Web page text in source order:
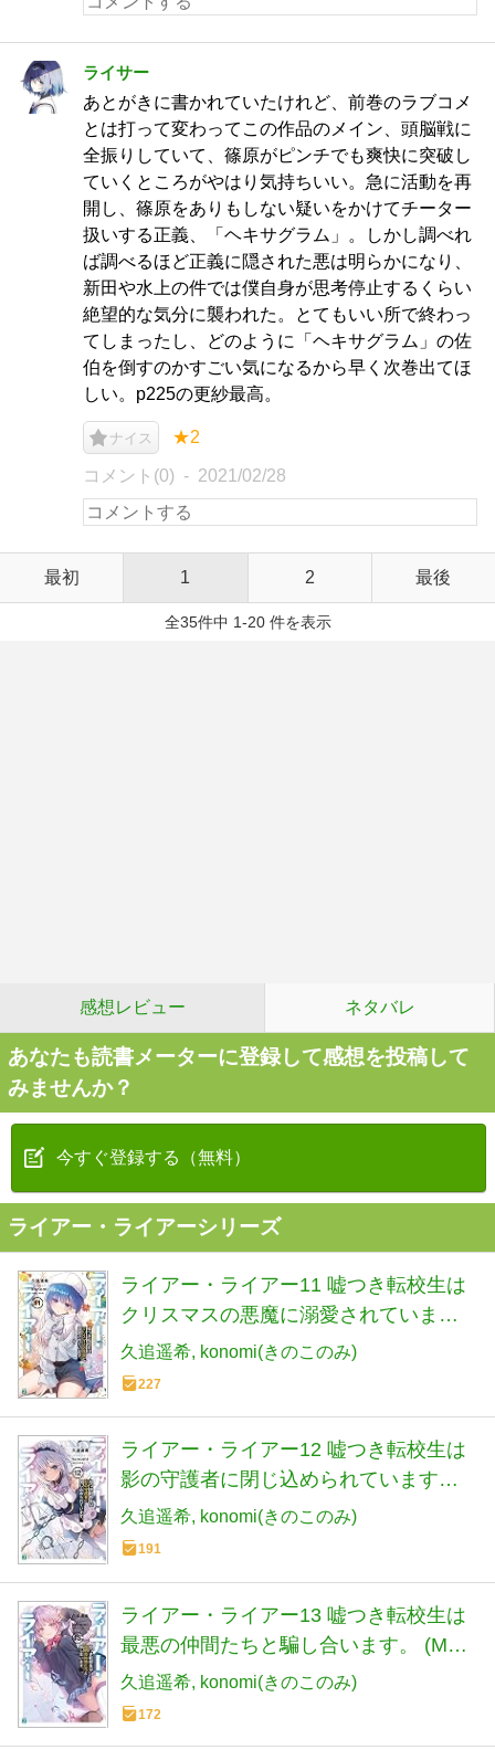
ライサー
あとがきに書かれていたけれど、前巻のラブコメ
とは打って変わってこの作品のメイン、頭脳戦に
全振りしていて、篠原がピンチでも爽快に突破し
ていくところがやはり気持ちいい。急に活動を再
開し、篠原をありもしない疑いをかけてチーター
扱いする正義、「ヘキサグラム」。しかし調べれ
ば調べるほど正義に隠された悪は明らかになり、
新田や水上の件では僕自身が思考停止するくらい
絶望的な気分に襲われた。とてもいい所で終わっ
てしまったし、どのように「ヘキサグラム」の佐
伯を倒すのかすごい気になるから早く次巻出てほ
しい。p225の更紗最高。
ナイス ★2
コメント(0) 2021/02/28
最初 1 2 最後
全35件中 1-20 件を表示
感想レビュー ネタバレ
あなたも読書メーターに登録して感想を投稿して
みませんか？
今すぐ登録する（無料）
ライアー・ライアーシリーズ
ライアー・ライアー11 嘘つき転校生は
クリスマスの悪魔に溺愛されていま
す。 (MF文庫J)
久追遥希 konomi(きのこのみ)
227
ライアー・ライアー12 嘘つき転校生は
影の守護者に閉じ込められています。
(MF文庫J)
久追遥希 konomi(きのこのみ)
191
ライアー・ライアー13 嘘つき転校生は
最悪の仲間たちと騙し合います。 (MF
文庫J)
久追遥希 konomi(きのこのみ)
172